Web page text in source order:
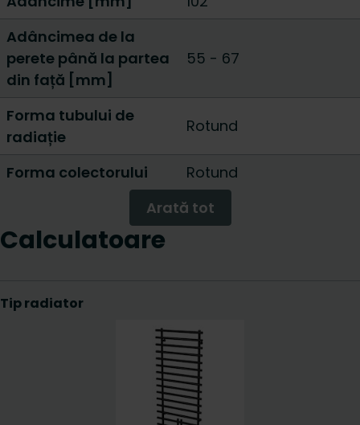
Adâncimea de la
perete până la partea
din față [mm]
55 - 67
Forma tubului de
radiație
Rotund
Forma colectorului
Rotund
Arată tot
Calculatoare